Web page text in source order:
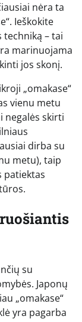
nėra ta
Ieškokite
techniką – tai
marinuojama
jos skonį.
„omakase“
vienu metu
negalės skirti
dirba su
metu), taip
patiektas
su
Japonų
„omakase“
yra pagarba